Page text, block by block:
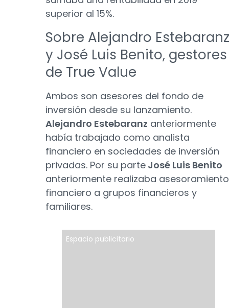
superior al 15%.
Sobre Alejandro Estebaranz
y José Luis Benito, gestores
de True Value
Ambos son asesores del fondo de
inversión desde su lanzamiento.
Alejandro Estebaranz anteriormente
había trabajado como analista
financiero en sociedades de inversión
privadas. Por su parte José Luis Benito
anteriormente realizaba asesoramiento
financiero a grupos financieros y
familiares.
Espacio publicitario